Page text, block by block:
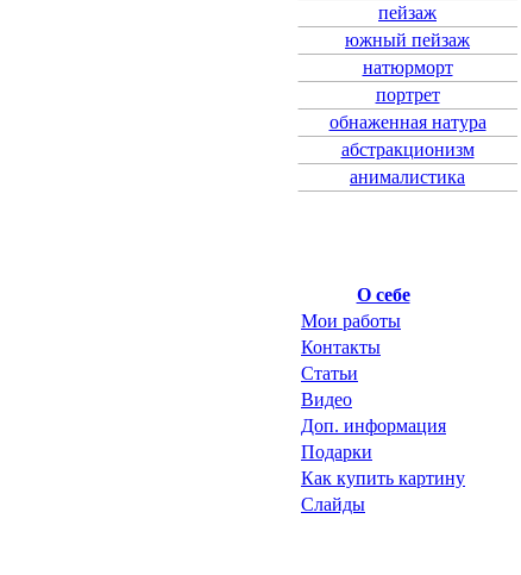
пейзаж
южный пейзаж
натюрморт
портрет
обнаженная натура
абстракционизм
анималистика
О себе
Мои работы
Контакты
Статьи
Видео
Доп. информация
Подарки
Как купить картину
Слайды